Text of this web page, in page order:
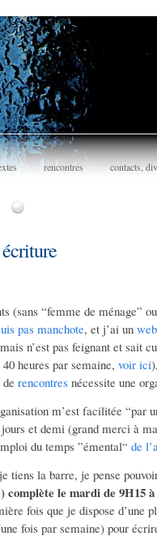
rencontres contacts,
(sans “femme de ménage”
pas manchote, et j’ai un
n’est pas feignant et sait
heures par semaine, voir ici
rencontres nécessite une
m’est facilitée “par
et demi (grand merci à
du temps ”émental“ de
tiens la barre, je pense
complète le mardi de 9H15 à
fois que je dispose d’une
fois par semaine) pour